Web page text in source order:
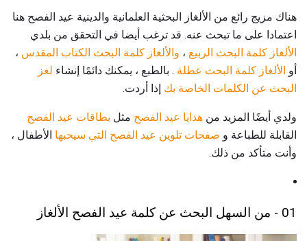
هناك مزيج رائع من الألغاز البحثية العلمانية والدينية عيد الفصح هنا
اعتمادا على ما تبحث عنه. قد ترغب أيضا في التحقق من بلدي
الألغاز كلمة البحث الربيع ، والألغاز كلمة البحث الكتاب المقدس ،
أو الألغاز كلمة البحث عطلة . بالطبع ، يمكنك دائمًا إنشاء لغز
البحث عن الكلمات الخاصة بك إذا أردت.
ولدي أيضًا المزيد من هدايا عيد الفصح مثل بطاقات عيد الفصح
القابلة للطباعة و صفحات تلوين عيد الفصح التي سيحبها الأطفال ،
وأنت متأكد من ذلك.
01 - من السهل البحث عن كلمة عيد الفصح الألغاز